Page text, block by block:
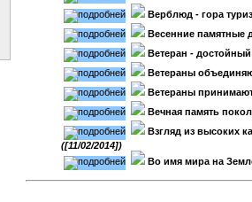
Верблюд - гора
Весенние памятные
Ветеран -
Ветераны
Ветераны
Вечная память
Взгляд из высоких
([11/02/2014])
Во имя мира на